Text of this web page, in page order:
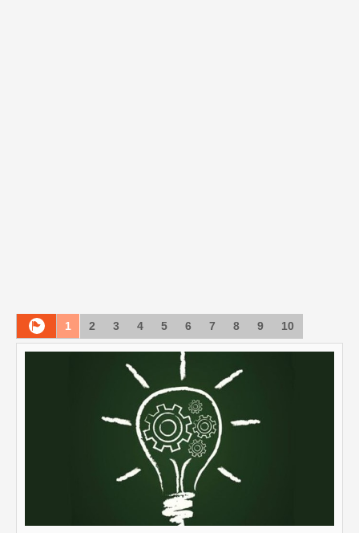
1 2 3 4 5 6 7 8 9 10